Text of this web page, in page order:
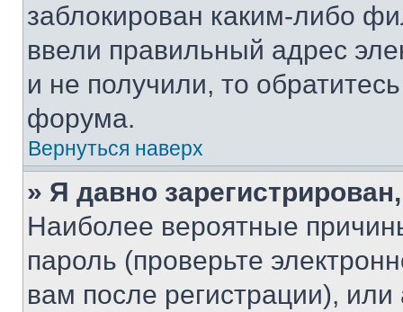
заблокирован каким-либо
ввели правильный адрес
и не получили, то
форума.
Вернуться наверх
» Я давно
Наиболее вероятные
пароль (проверьте
вам после регистрации),